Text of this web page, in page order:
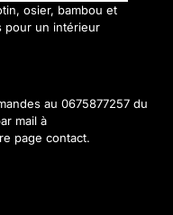
osier, bambou et
pour un intérieur
au 0675877257 du
mail à
page contact.